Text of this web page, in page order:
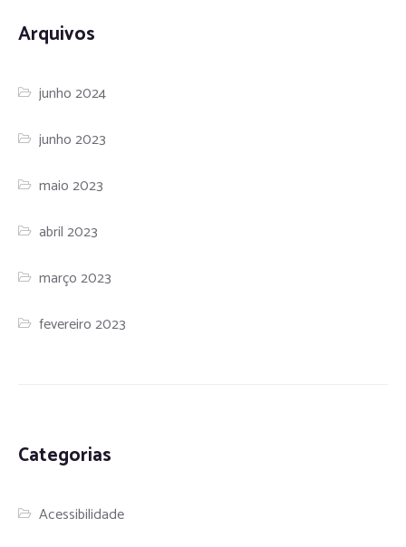
Arquivos
junho 2024
junho 2023
maio 2023
abril 2023
março 2023
fevereiro 2023
Categorias
Acessibilidade